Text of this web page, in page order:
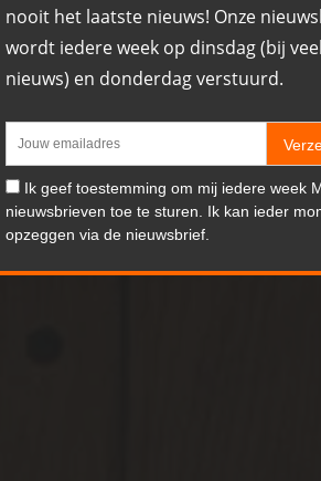
nooit het laatste nieuws! Onze
wordt iedere week op dinsdag (bij veel
nieuws) en donderdag verstuurd.
Ik geef toestemming om mij iedere week
nieuwsbrieven toe te sturen. Ik kan ieder
opzeggen via de nieuwsbrief.